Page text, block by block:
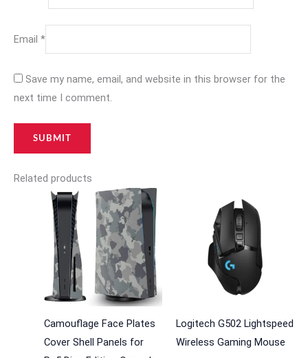
Email *
Save my name, email, and website in this browser for the
next time I comment.
Related products
Camouflage Face Plates
Cover Shell Panels for
Logitech G502 Lightspeed
Wireless Gaming Mouse